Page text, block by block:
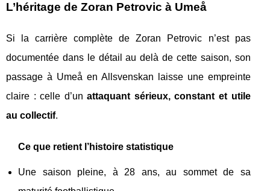
L’héritage de Zoran Petrovic à Umeå
Si la carrière complète de Zoran Petrovic n’est pas
documentée dans le détail au delà de cette saison, son
passage à Umeå en Allsvenskan laisse une empreinte
claire : celle d’unattaquant sérieux, constant et utile
au collectif.
Ce que retient l’histoire statistique
Une saison pleine, à 28 ans, au sommet de sa